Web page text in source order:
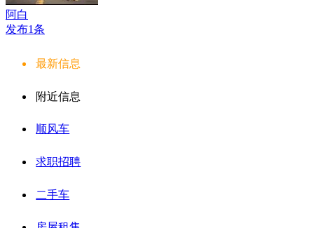
阿白
发布1条
最新信息
附近信息
顺风车
求职招聘
二手车